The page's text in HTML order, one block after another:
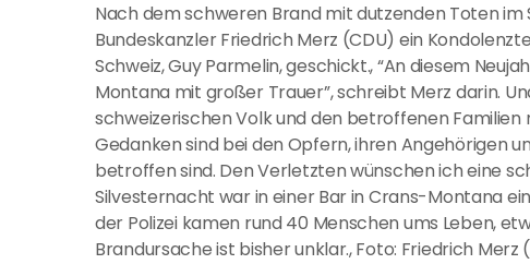
Nach dem schweren Brand mit dutzenden Toten
Bundeskanzler Friedrich Merz (CDU) ein
Schweiz, Guy Parmelin, geschickt., “An diesem
Montana mit großer Trauer”, schreibt Merz darin.
schweizerischen Volk und den betroffenen
Gedanken sind bei den Opfern, ihren Angehörigen
betroffen sind. Den Verletzten wünschen ich eine
Silvesternacht war in einer Bar in Crans-Montana
der Polizei kamen rund 40 Menschen ums Leben,
Brandursache ist bisher unklar., Foto: Friedrich